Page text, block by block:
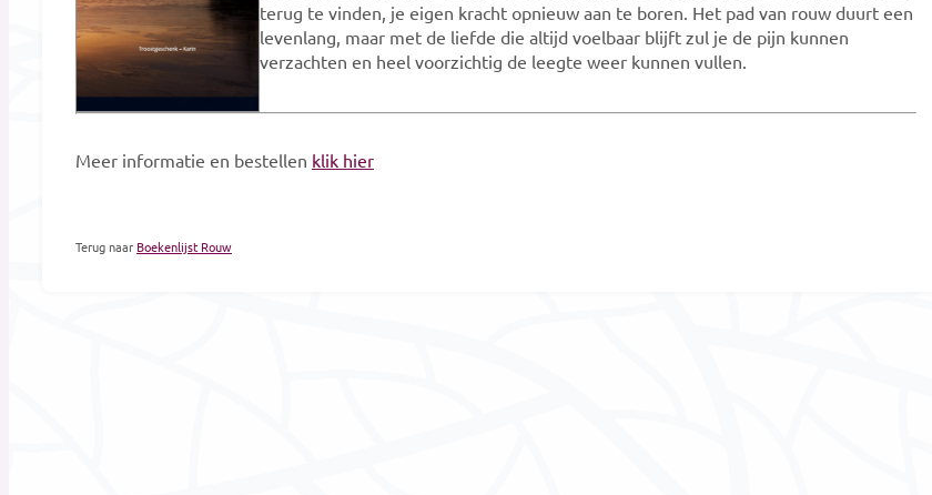
terug te vinden, je eigen kracht opnieuw aan te boren. Het pad van rouw duurt een
levenlang, maar met de liefde die altijd voelbaar blijft zul je de pijn kunnen
verzachten en heel voorzichtig de leegte weer kunnen vullen.
Meer informatie en bestellen klik hier
Terug naar Boekenlijst Rouw